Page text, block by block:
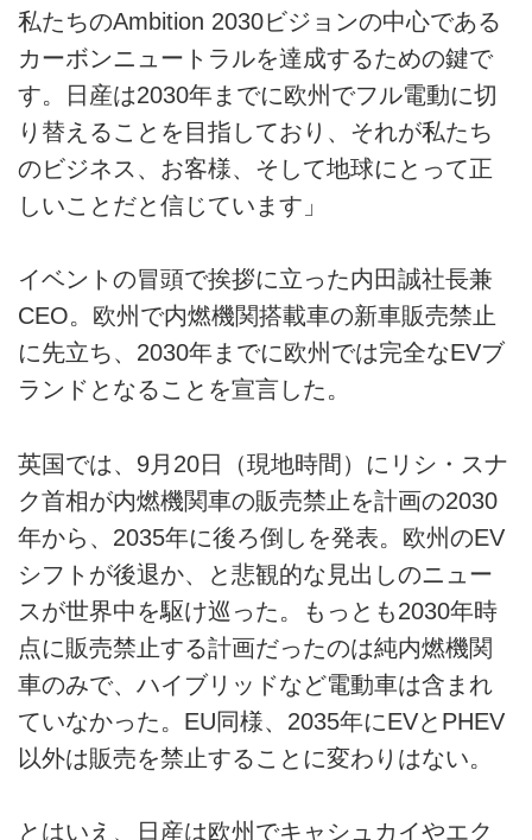
私たちのAmbition 2030ビジョンの中心である
カーボンニュートラルを達成するための鍵で
す。日産は2030年までに欧州でフル電動に切
り替えることを目指しており、それが私たち
のビジネス、お客様、そして地球にとって正
しいことだと信じています」
イベントの冒頭で挨拶に立った内田誠社長兼
CEO。欧州で内燃機関搭載車の新車販売禁止
に先立ち、2030年までに欧州では完全なEVブ
ランドとなることを宣言した。
英国では、9月20日（現地時間）にリシ・スナ
ク首相が内燃機関車の販売禁止を計画の2030
年から、2035年に後ろ倒しを発表。欧州のEV
シフトが後退か、と悲観的な見出しのニュー
スが世界中を駆け巡った。もっとも2030年時
点に販売禁止する計画だったのは純内燃機関
車のみで、ハイブリッドなど電動車は含まれ
ていなかった。EU同様、2035年にEVとPHEV
以外は販売を禁止することに変わりはない。
とはいえ、日産は欧州でキャシュカイやエク